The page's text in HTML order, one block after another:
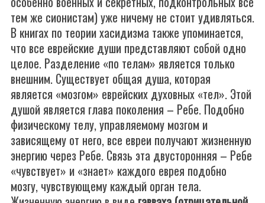
тем же сионистам) уже ничему не стоит удивляться.
В книгах по теории хасидизма также упоминается,
что все еврейские души представляют собой одно
целое. Разделение «по телам» является только
внешним. Существует общая душа, которая
является «мозгом» еврейских духовных «тел». Этой
душой является глава поколения – Ребе. Подобно
физическому телу, управляемому мозгом и
зависящему от него, все евреи получают жизненную
энергию через Ребе. Связь эта двусторонняя – Ребе
«чувствует» и «знает» каждого еврея подобно
мозгу, чувствующему каждый орган тела.